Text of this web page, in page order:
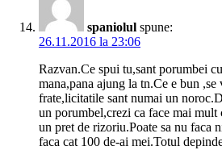
spaniolul spune:
26.11.2016 la 23:06
Razvan.Ce spui tu,sant porumbei
mana,pana ajung la tn.Ce e bun ,se
frate,licitatile sant numai un
un porumbel,crezi ca face mai mult
un pret de rizoriu.Poate sa nu faca
faca cat 100 de-ai mei.Totul